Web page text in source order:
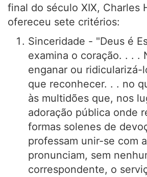
final do século XIX, Charles
ofereceu sete critérios:
Sinceridade - "Deus é
examina o coração. . . .
enganar ou ridicularizá-
que reconhecer. . . no
às multidões que, nos
adoração pública onde
formas solenes de
professam unir-se com
pronunciam, sem
correspondente, o